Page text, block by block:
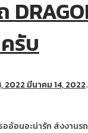
รับ
2022 มีนาคม 14, 2022.
ธออ้อนอะน่ารัก ส่งงาน